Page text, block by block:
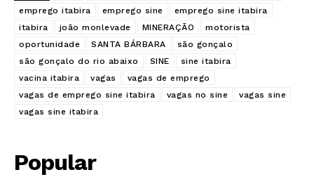
emprego itabira
emprego sine
emprego sine itabira
itabira
joão monlevade MINERAÇÃO
motorista
oportunidade
SANTA BÁRBARA
são gonçalo
são gonçalo do rio abaixo
SINE
sine itabira
vacina itabira
vagas
vagas de emprego
vagas de emprego sine itabira
vagas no sine
vagas sine
vagas sine itabira
Popular